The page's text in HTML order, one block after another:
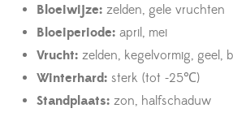
Bloeiwijze: zelden, gele vruchten
Bloeiperiode: april, mei
Vrucht: zelden, kegelvormig, geel,
Winterhard: sterk (tot -25℃)
Standplaats: zon, halfschaduw